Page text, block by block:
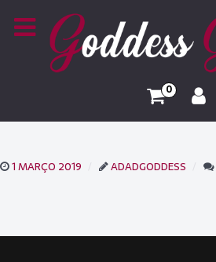
0
1 MARÇO 2019 ADADGODDESS